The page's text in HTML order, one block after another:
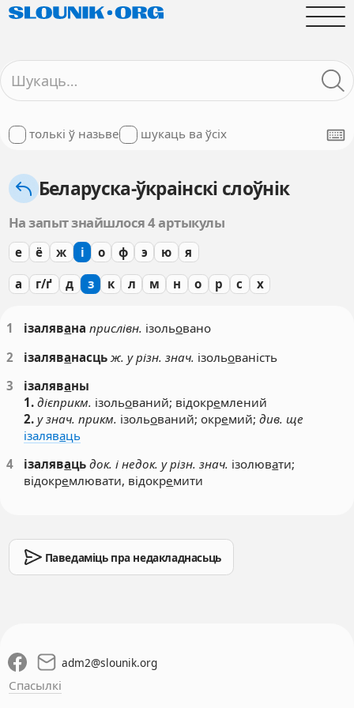
толькі ў назьве шукаць ва ўсіх
Беларуска-ўкраінскі слоўнік
На запыт знайшлося 4 артыкулы
е ё ж і о ф э ю я
а г/ґ д з к л м н о р с х
1 ізалявана прислівн. ізольовано
2
ізаляванасць ж. у різн. знач. ізольованість
3
ізаляваны
1. дієприкм. ізольований; відокремлений
2. у знач. прикм. ізольований; окремий;див. ще
ізаляваць
4
ізаляваць док. і недок. у різн. знач. ізолювати;
відокремлювати, відокремити
Паведаміць пра недакладнасьць
adm2@slounik.org
Спасылкі